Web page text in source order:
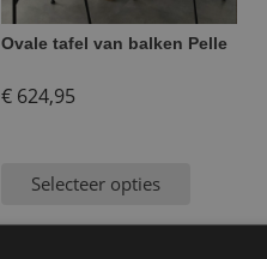
Ovale tafel van balken Pelle
€624,95
Selecteer opties